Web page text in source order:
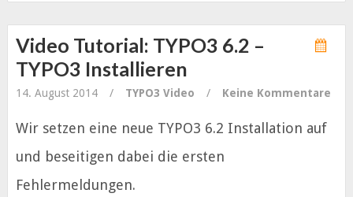
Video Tutorial: TYPO3 6.2 –
TYPO3 Installieren
14. August 2014 / TYPO3 Video / Keine Kommentare
Wir setzen eine neue TYPO3 6.2 Installation auf
und beseitigen dabei die ersten
Fehlermeldungen.